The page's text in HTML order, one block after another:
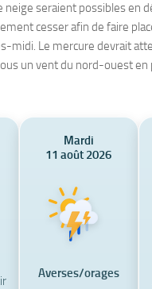
neige seraient possibles en
cesser afin de faire
midi. Le mercure devrait
un vent du nord-ouest en
Mardi
11 août 2026
Averses/orages